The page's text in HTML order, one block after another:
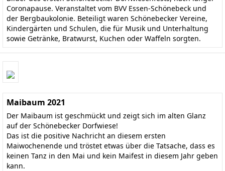
Coronapause. Veranstaltet vom BVV Essen-Schönebeck und
der Bergbaukolonie. Beteiligt waren Schönebecker Vereine,
Kindergärten und Schulen, die für Musik und Unterhaltung
sowie Getränke, Bratwurst, Kuchen oder Waffeln sorgten.
Maibaum 2021
Der Maibaum ist geschmückt und zeigt sich im alten Glanz
auf der Schönebecker Dorfwiese!
Das ist die positive Nachricht an diesem ersten
Maiwochenende und tröstet etwas über die Tatsache, dass es
keinen Tanz in den Mai und kein Maifest in diesem Jahr geben
kann.